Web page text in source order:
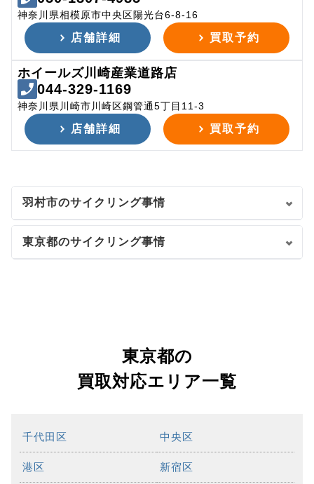
神奈川県相模原市中央区陽光台6-8-16
店舗詳細 買取予約
ホイールズ川崎産業道路店
044-329-1169
神奈川県川崎市川崎区鋼管通5丁目11-3
店舗詳細 買取予約
羽村市のサイクリング事情
東京都のサイクリング事情
東京都の
買取対応エリア一覧
千代田区 中央区
港区 新宿区